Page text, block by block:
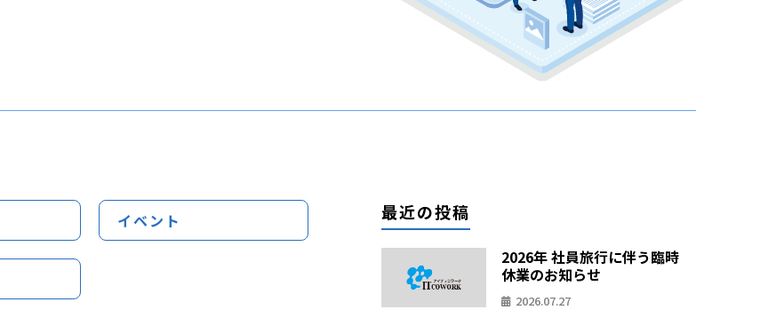
イベント 最近の投稿
2026年 社員旅行に伴う臨時
休業のお知らせ
2026.07.27